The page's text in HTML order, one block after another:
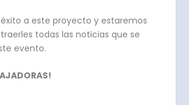
a este proyecto y estaremos
todas las noticias que se
evento.